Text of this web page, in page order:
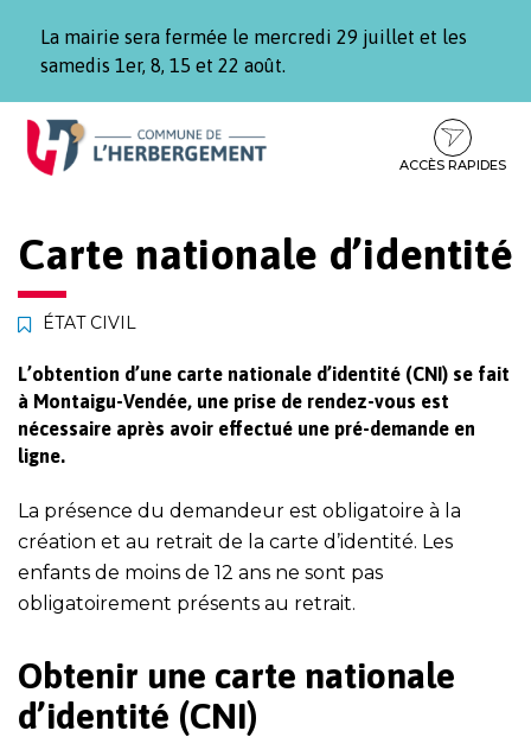
La mairie sera fermée le mercredi 29 juillet et les
samedis 1er, 8, 15 et 22 août.
Aller
Aller
contenu
Aller
pied
ACCÈS RAPIDES
Carte nationale d’identité
ÉTAT CIVIL
L’obtention d’une carte nationale d’identité (CNI) se fait
à Montaigu-Vendée, une prise de rendez-vous est
nécessaire après avoir effectué une pré-demande en
ligne.
La présence du demandeur est obligatoire à la
création et au retrait de la carte d’identité. Les
enfants de moins de 12 ans ne sont pas
obligatoirement présents au retrait.
Obtenir une carte nationale
d’identité (CNI)